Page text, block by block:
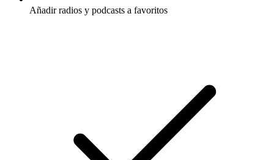
Añadir radios y podcasts a favoritos